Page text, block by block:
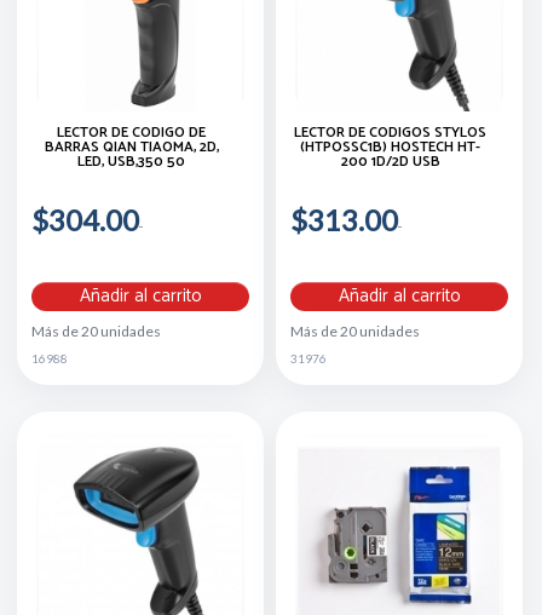
LECTOR DE CODIGO DE
BARRAS QIAN TIAOMA, 2D,
LED, USB,350 50
$304.00
Añadir al carrito
Más de 20 unidades
16988
LECTOR DE CODIGOS STYLOS
(HTPOSSC1B) HOSTECH HT-
200 1D/2D USB
$313.00
Añadir al carrito
Más de 20 unidades
31976